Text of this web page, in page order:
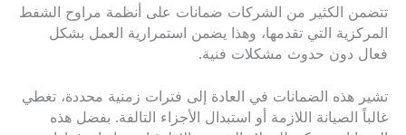
تتضمن الكثير من الشركات ضمانات على أنظمة مراوح الشفط
المركزية التي تقدمها، وهذا يضمن استمرارية العمل بشكل
فعال دون حدوث مشكلات فنية.
تشير هذه الضمانات في العادة إلى فترات زمنية محددة، تغطي
غالباً الصيانة اللازمة أو استبدال الأجزاء التالفة. بفضل هذه